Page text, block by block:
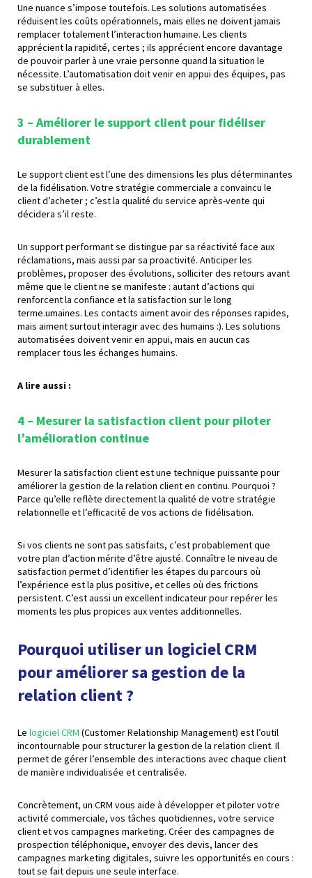
Une nuance s’impose toutefois. Les solutions automatisées
réduisent les coûts opérationnels, mais elles ne doivent jamais
remplacer totalement l’interaction humaine. Les clients
apprécient la rapidité, certes ; ils apprécient encore davantage
de pouvoir parler à une vraie personne quand la situation le
nécessite. L’automatisation doit venir en appui des équipes, pas
se substituer à elles.
3 – Améliorer le support client pour fidéliser
durablement
Le support client est l’une des dimensions les plus déterminantes
de la fidélisation. Votre stratégie commerciale a convaincu le
client d’acheter ; c’est la qualité du service après-vente qui
décidera s’il reste.
Un support performant se distingue par sa réactivité face aux
réclamations, mais aussi par sa proactivité. Anticiper les
problèmes, proposer des évolutions, solliciter des retours avant
même que le client ne se manifeste : autant d’actions qui
renforcent la confiance et la satisfaction sur le long
terme.umaines. Les contacts aiment avoir des réponses rapides,
mais aiment surtout interagir avec des humains :). Les solutions
automatisées doivent venir en appui, mais en aucun cas
remplacer tous les échanges humains.
A lire aussi :
4 – Mesurer la satisfaction client pour piloter
l’amélioration continue
Mesurer la satisfaction client est une technique puissante pour
améliorer la gestion de la relation client en continu. Pourquoi ?
Parce qu’elle reflète directement la qualité de votre stratégie
relationnelle et l’efficacité de vos actions de fidélisation.
Si vos clients ne sont pas satisfaits, c’est probablement que
votre plan d’action mérite d’être ajusté. Connaître le niveau de
satisfaction permet d’identifier les étapes du parcours où
l’expérience est la plus positive, et celles où des frictions
persistent. C’est aussi un excellent indicateur pour repérer les
moments les plus propices aux ventes additionnelles.
Pourquoi utiliser un logiciel CRM
pour améliorer sa gestion de la
relation client ?
Le logiciel CRM (Customer Relationship Management) est l’outil
incontournable pour structurer la gestion de la relation client. Il
permet de gérer l’ensemble des interactions avec chaque client
de manière individualisée et centralisée.
Concrètement, un CRM vous aide à développer et piloter votre
activité commerciale, vos tâches quotidiennes, votre service
client et vos campagnes marketing. Créer des campagnes de
prospection téléphonique, envoyer des devis, lancer des
campagnes marketing digitales, suivre les opportunités en cours :
tout se fait depuis une seule interface.